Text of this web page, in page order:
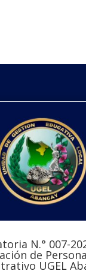
N.° 007-
de
UGEL